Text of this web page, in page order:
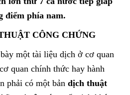
điểm phía nam.
CÔNG CHỨNG
một tài liệu dịch ở cơ quan
quan chính thức hay hành
phải có một bản dịch thuật